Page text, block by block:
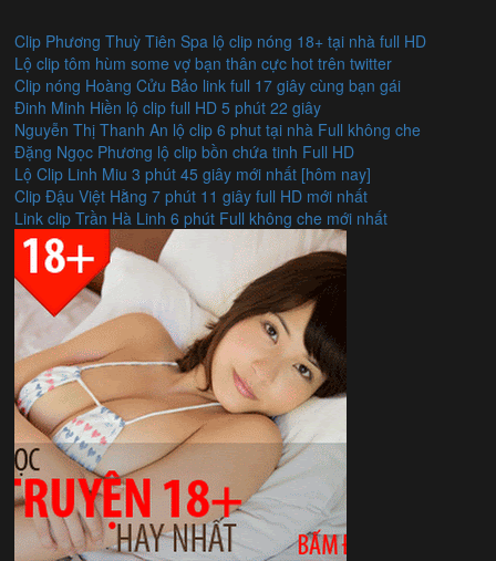
Clip Phương Thuỳ Tiên Spa lộ clip nóng 18+ tại nhà full HD
Lộ clip tôm hùm some vợ bạn thân cực hot trên twitter
Clip nóng Hoàng Cửu Bảo link full 17 giây cùng bạn gái
Đinh Minh Hiền lộ clip full HD 5 phút 22 giây
Nguyễn Thị Thanh An lộ clip 6 phut tại nhà Full không che
Đặng Ngọc Phương lộ clip bồn chứa tinh Full HD
Lộ Clip Linh Miu 3 phút 45 giây mới nhất [hôm nay]
Clip Đậu Việt Hằng 7 phút 11 giây full HD mới nhất
Link clip Trần Hà Linh 6 phút Full không che mới nhất